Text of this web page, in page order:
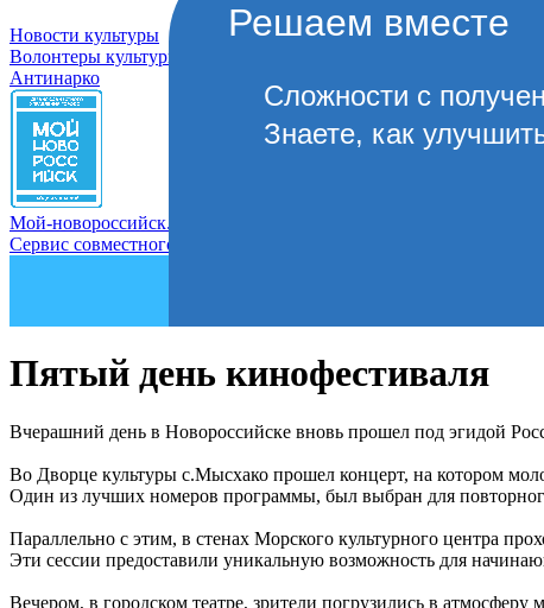
Новости культуры
Волонтеры культуры
Антинарко
Мой-новороссийск.рф
Сервис совместного управления городом
Решаем вместе
Сложности с
Знаете, как
Пятый день кинофестиваля
Вчерашний день в Новороссийске вновь прошел под эгидой
Во Дворце культуры с.Мысхако прошел концерт, на котором
Один из лучших номеров программы, был выбран для
Параллельно с этим, в стенах Морского культурного центра
Эти сессии предоставили уникальную возможность для
Вечером, в городском театре, зрители погрузились в